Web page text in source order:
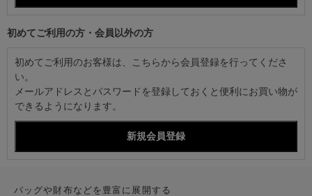
初めてご利用の方・会員以外の方
初めてご利用のお客様は、こちらから会員登録を行ってくださ
い。
メールアドレスとパスワードを登録しておくと便利にお買い物が
できるようになります。
バッグや財布などを豊富に展開する